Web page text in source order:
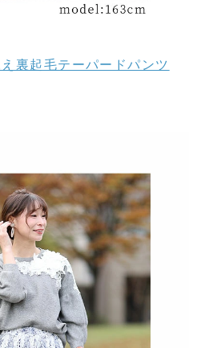
裏起毛テーパードパンツ